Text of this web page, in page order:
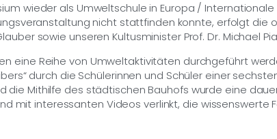
wieder als Umweltschule in Europa /
nicht stattfinden konnte, erfolgt
sowie unseren Kultusminister Prof. Dr. Michael
eine Reihe von Umweltaktivitäten durchgeführt
durch die Schülerinnen und Schüler einer
die Mithilfe des städtischen Bauhofs wurde eine
mit interessanten Videos verlinkt, die wissenswerte